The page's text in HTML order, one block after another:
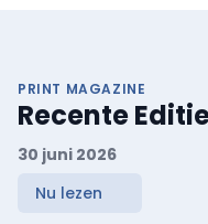
PRINT MAGAZINE
Recente
30 juni 2026
Nu lezen